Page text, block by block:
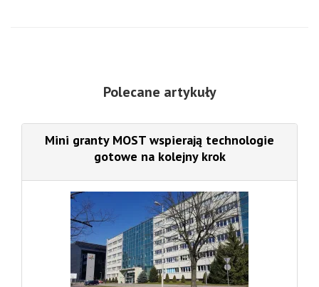
Polecane artykuły
Mini granty MOST wspierają technologie
gotowe na kolejny krok